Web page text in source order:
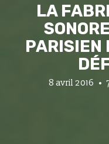
LA
PARISIEN
8 avril 2016